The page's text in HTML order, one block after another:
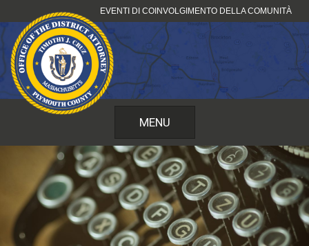
al
contenuto
EVENTI DI COINVOLGIMENTO DELLA COMUNITÀ
MENU